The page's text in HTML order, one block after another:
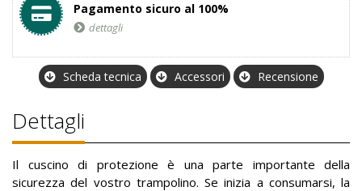
Pagamento sicuro al 100%
dettagli
Scheda tecnica Accessori Recensione
Dettagli
Il cuscino di protezione è una parte importante della
sicurezza del vostro trampolino. Se inizia a consumarsi, la